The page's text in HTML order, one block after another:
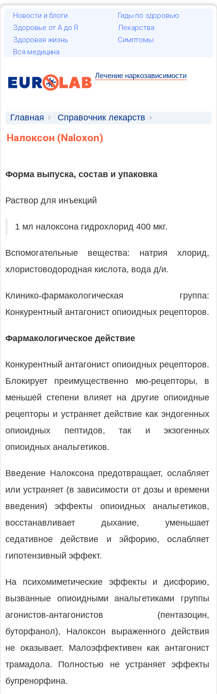
Новости и блоги
Гиды по здоровью
Здоровье от А до Я
Лекарства
Здоровая жизнь
Симптомы
Вся медицина
Лечение наркозависимости
Главная
Справочник лекарств
Лекарственные средства
Налоксон (Naloxon)
Форма выпуска, состав и упаковка
Раствор для инъекций
1 мл налоксона гидрохлорид 400 мкг.
Вспомогательные вещества: натрия хлорид,
хлористоводородная кислота, вода д/и.
Клинико-фармакологическая группа:
Конкурентный антагонист опиоидных рецепторов.
Фармакологическое действие
Конкурентный антагонист опиоидных рецепторов.
Блокирует преимущественно мю-рецепторы, в
меньшей степени влияет на другие опиоидные
рецепторы и устраняет действие как эндогенных
опиоидных пептидов, так и экзогенных
опиоидных анальгетиков.
Введение Налоксона предотвращает, ослабляет
или устраняет (в зависимости от дозы и времени
введения) эффекты опиоидных анальгетиков,
восстанавливает дыхание, уменьшает
седативное действие и эйфорию, ослабляет
гипотензивный эффект.
На психомиметические эффекты и дисфорию,
вызванные опиоидными анальгетиками группы
агонистов-антагонистов (пентазоцин,
буторфанол), Налоксон выраженного действия
не оказывает. Малоэффективен как антагонист
трамадола. Полностью не устраняет эффекты
бупренорфина.